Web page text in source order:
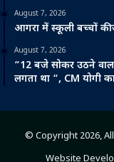
August 7, 2026
आगरा में स्कूली बच्चों
August 7, 2026
“12 बजे सोकर उठने
लगता था “, CM योगी
© Copyright 2026,
Website